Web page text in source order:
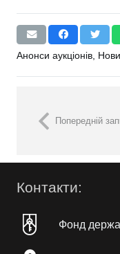
Анонси аукціонів
Попередній
Контакти:
Фонд